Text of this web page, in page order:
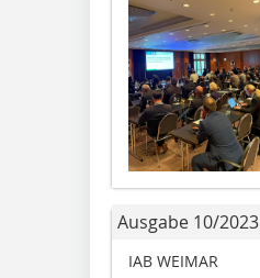
Ausgabe 10/2023
IAB WEIMAR